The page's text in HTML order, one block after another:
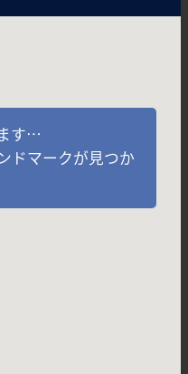
す…
ドマークが見つか